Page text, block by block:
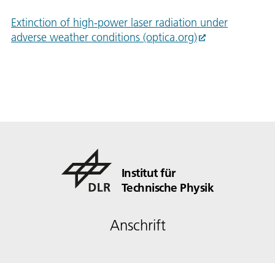
Extinction of high-power laser radiation under
adverse weather conditions (optica.org)
Institut für
Technische Physik
Anschrift